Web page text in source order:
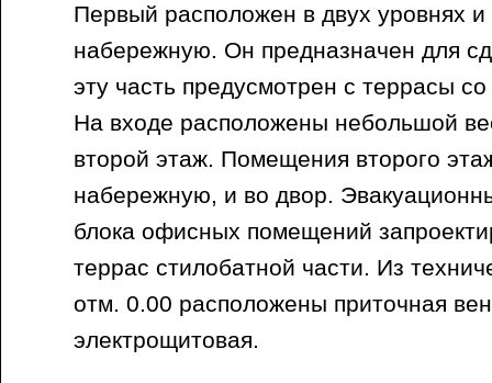
Первый расположен в двух уровнях
набережную. Он предназначен для
эту часть предусмотрен с террасы
На входе расположены небольшой
второй этаж. Помещения второго
набережную, и во двор.
блока офисных помещений
террас стилобатной части. Из
отм. 0.00 расположены приточная
электрощитовая.